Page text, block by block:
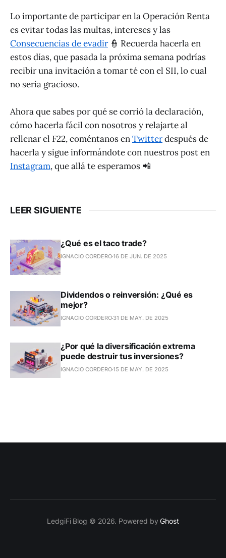
Lo importante de participar en la Operación Renta
es evitar todas las multas, intereses y las
Consecuencias de evadir👮 Recuerda hacerla en
estos días, que pasada la próxima semana podrías
recibir una invitación a tomar té con el SII, lo cual
no sería gracioso.
Ahora que sabes por qué se corrió la declaración,
cómo hacerla fácil con nosotros y relajarte al
rellenar el F22, coméntanos enTwitterdespués de
hacerla y sigue informándote con nuestros post en
Instagram, que allá te esperamos 📲
LEER SIGUIENTE
¿Qué es el taco trade?
IGNACIO CORDERO16 DE JUN. DE 2025
Dividendos o reinversión: ¿Qué es
mejor?
IGNACIO CORDERO 31 DE MAY. DE 2025
¿Por qué la diversificación extrema
puede destruir tus inversiones?
IGNACIO CORDERO15 DE MAY. DE 2025
LedgiFi Blog © 2026. Powered byGhost